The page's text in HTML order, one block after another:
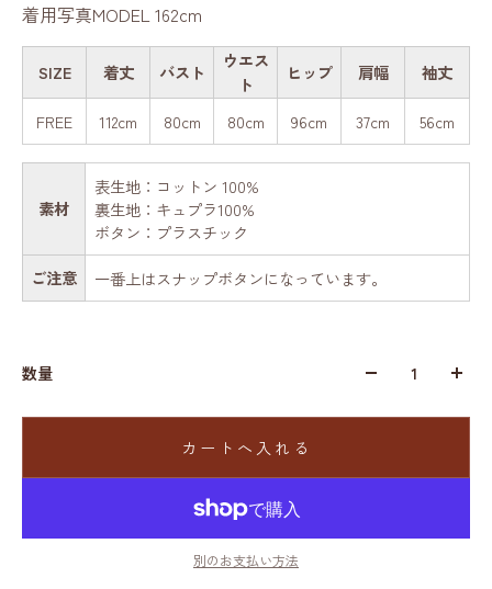
着用写真MODEL 162cm
SIZE 着丈 バスト
ウエス
ト
ヒップ 肩幅 袖丈
FREE 112cm 80cm 80cm 96cm 37cm 56cm
素材
表生地：コットン 100%
裏生地：キュプラ100%
ボタン：プラスチック
ご注意
一番上はスナップボタンになっています。
数量
カートへ入れる
別のお支払い方法